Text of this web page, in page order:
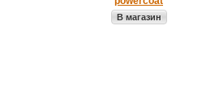
В магазин